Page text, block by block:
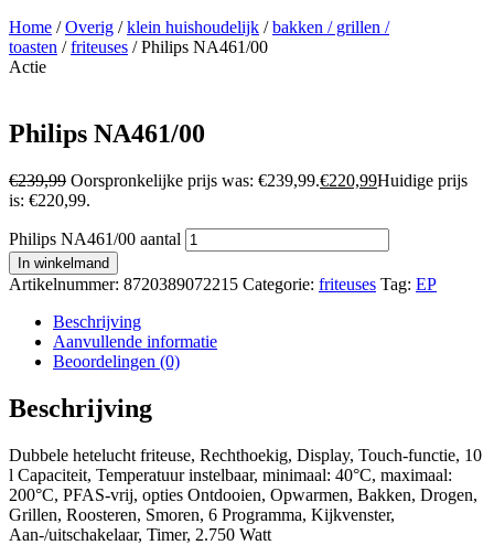
Home /Overig /klein huishoudelijk /bakken / grillen /
toasten /friteuses / Philips NA461/00
Actie
Philips NA461/00
€239,99 Oorspronkelijke prijs was: €239,99.€220,99Huidige prijs
is: €220,99.
Philips NA461/00 aantal
In winkelmand
Artikelnummer: 8720389072215 Categorie: friteuses Tag: EP
Beschrijving
Aanvullende informatie
Beoordelingen (0)
Beschrijving
Dubbele hetelucht friteuse, Rechthoekig, Display, Touch-functie, 10
l Capaciteit, Temperatuur instelbaar, minimaal: 40°C, maximaal:
200°C, PFAS-vrij, opties Ontdooien, Opwarmen, Bakken, Drogen,
Grillen, Roosteren, Smoren, 6 Programma, Kijkvenster,
Aan-/uitschakelaar, Timer, 2.750 Watt